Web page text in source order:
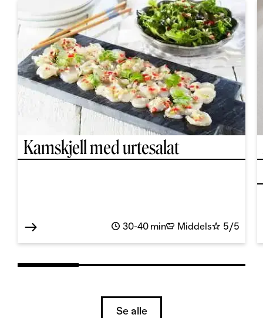
Kamskjell med urtesalat
30-40 min Middels 5/5
Se alle